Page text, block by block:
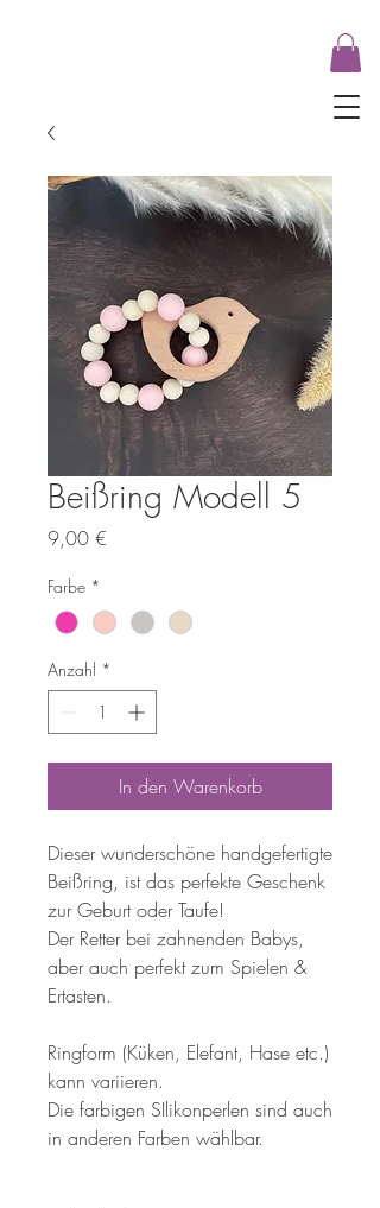
Beißring Modell 5
9,00 €
Farbe *
Anzahl *
In den Warenkorb
Dieser wunderschöne handgefertigte
Beißring, ist das perfekte Geschenk
zur Geburt oder Taufe!
Der Retter bei zahnenden Babys,
aber auch perfekt zum Spielen &
Ertasten.
Ringform (Küken, Elefant, Hase etc.)
kann variieren.
Die farbigen SIlikonperlen sind auch
in anderen Farben wählbar.